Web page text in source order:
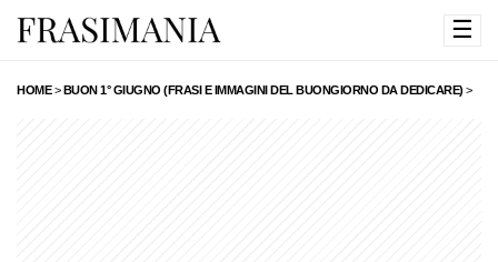
☰
HOME>BUON 1° GIUGNO (FRASI E IMMAGINI DEL BUONGIORNO DA DEDICARE) >